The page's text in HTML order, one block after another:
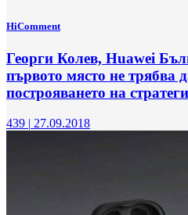
HiComment
Георги Колев, Huawei
първото място не трябва
построяването на
439 | 27.09.2018